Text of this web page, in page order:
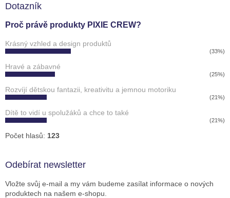
Dotazník
Proč právě produkty PIXIE CREW?
Krásný vzhled a design produktů
(33%)
Hravé a zábavné
(25%)
Rozvíjí dětskou fantazii, kreativitu a jemnou motoriku
(21%)
Dítě to vidí u spolužáků a chce to také
(21%)
Počet hlasů: 123
Odebírat newsletter
Vložte svůj e-mail a my vám budeme zasílat informace o nových
produktech na našem e-shopu.